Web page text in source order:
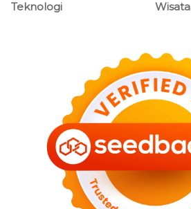
Teknologi
Wisata